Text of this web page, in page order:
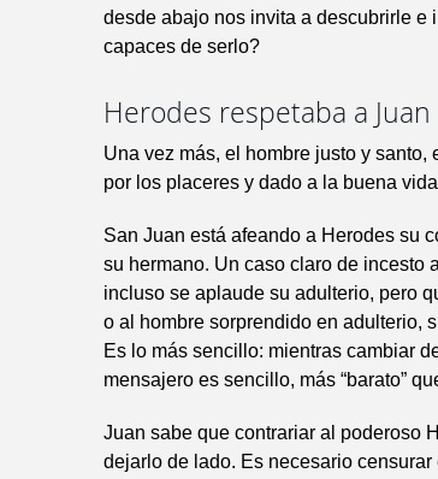
desde abajo nos invita a descubrirle
capaces de serlo?
Herodes respetaba a
Una vez más, el hombre justo y
por los placeres y dado a la buena
San Juan está afeando a Herodes su
su hermano. Un caso claro de incesto
incluso se aplaude su adulterio, pero
o al hombre sorprendido en adulterio,
Es lo más sencillo: mientras cambiar
mensajero es sencillo, más “barato”
Juan sabe que contrariar al poderoso
dejarlo de lado. Es necesario